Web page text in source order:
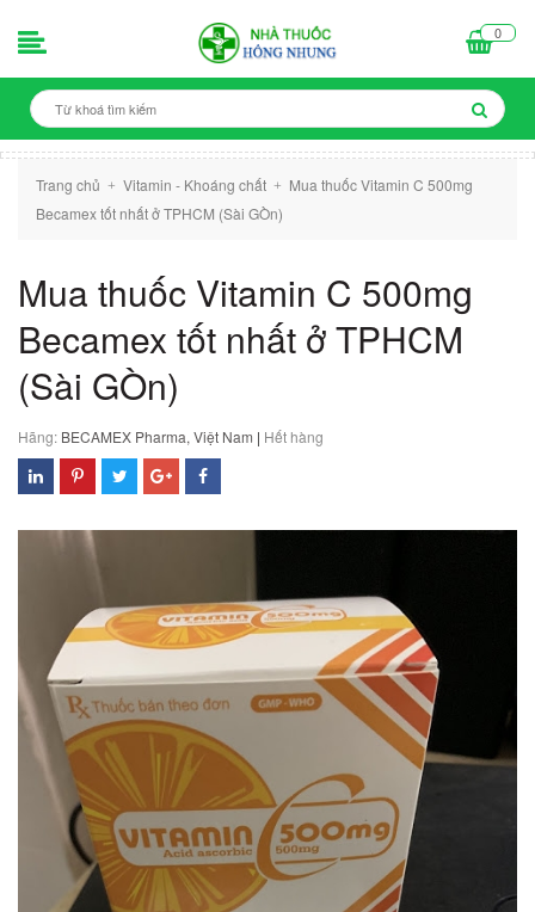
0
Trang chủ + Vitamin - Khoáng chất +
Mua thuốc Vitamin C 500mg
Becamex tốt nhất ở TPHCM (Sài GÒn)
Mua thuốc Vitamin C 500mg
Becamex tốt nhất ở TPHCM
(Sài GÒn)
Hãng: BECAMEX Pharma, Việt Nam | Hết hàng